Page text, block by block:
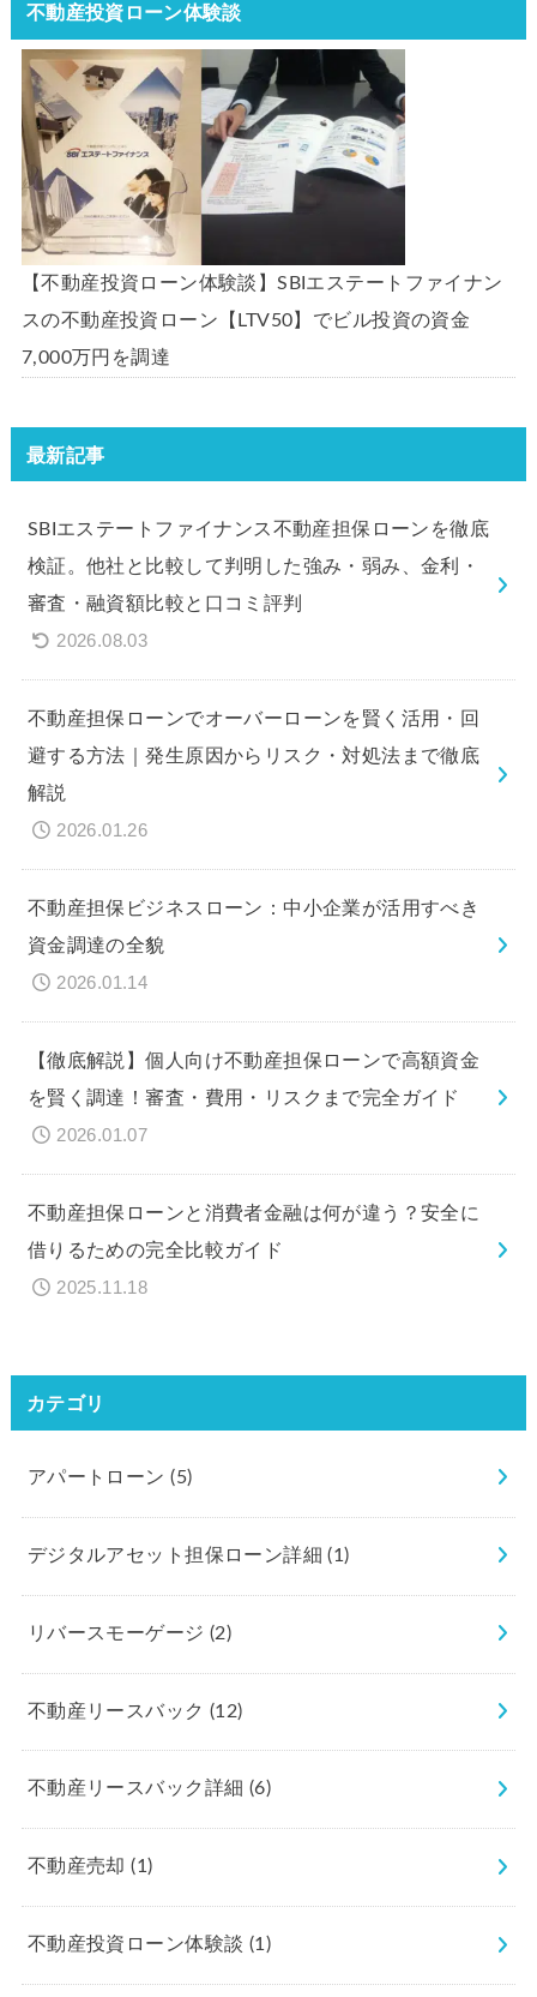
不動産投資ローン体験談
【不動産投資ローン体験談】SBIエステートファイナン
スの不動産投資ローン【LTV50】でビル投資の資金
7,000万円を調達
最新記事
SBIエステートファイナンス不動産担保ローンを徹底
検証。他社と比較して判明した強み・弱み、金利・
審査・融資額比較と口コミ評判
2026.08.03
不動産担保ローンでオーバーローンを賢く活用・回
避する方法｜発生原因からリスク・対処法まで徹底
解説
2026.01.26
不動産担保ビジネスローン：中小企業が活用すべき
資金調達の全貌
2026.01.14
【徹底解説】個人向け不動産担保ローンで高額資金
を賢く調達！審査・費用・リスクまで完全ガイド
2026.01.07
不動産担保ローンと消費者金融は何が違う？安全に
借りるための完全比較ガイド
2025.11.18
カテゴリ
アパートローン(5)
デジタルアセット担保ローン詳細(1)
リバースモーゲージ (2)
不動産リースバック (12)
不動産リースバック詳細 (6)
不動産売却(1)
不動産投資ローン体験談 (1)